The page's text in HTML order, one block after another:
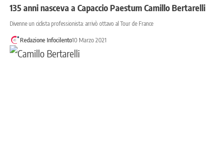
135 anni nasceva a Capaccio Paestum Camillo Bertarelli
Divenne un ciclista professionista: arrivò ottavo al Tour de France
Redazione Infocilento10 Marzo 2021